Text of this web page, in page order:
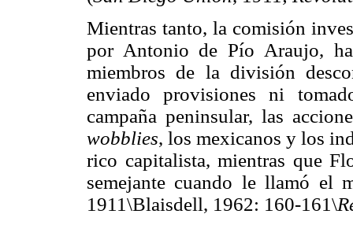
Mientras tanto, la comisión
por Antonio de Pío Araujo,
miembros de la división
enviado provisiones ni
campaña peninsular, las
wobblies, los mexicanos y los
rico capitalista, mientras que
semejante cuando le llamó el
1911\Blaisdell, 1962: 160-161\